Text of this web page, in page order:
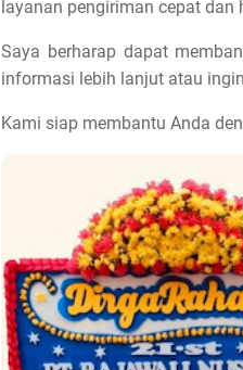
layanan pengiriman cepat dan
Saya berharap dapat
informasi lebih lanjut atau
Kami siap membantu Anda